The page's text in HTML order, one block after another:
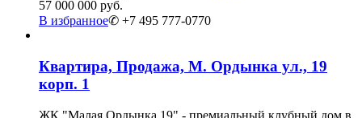
57 000 000 руб.
В избранное✆ +7 495 777-0770
Квартира, Продажа, М. Ордынка ул., 19
корп. 1
ЖК "Малая Ордынка 19" - премиальный клубный дом в